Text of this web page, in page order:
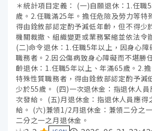
＊統計項目定義： (一)自願退休：1.任職
歲。2.任職滿25年。擔任危險及勞力等特
得由銓敘部認定酌予減低年齡，但不得少
機關裁撤、組織變更或業務緊縮並依法令
(二)命令退休：1.任職5年以上，因身心障
職務者。2.因公傷病致身心障礙而不堪勝
齡退休：1.任職5年以上、年滿65歲。2.
特殊性質職務者，得由銓敘部認定酌予減
少於55歲。 (四)一次退休金：指退休人員
次發給。 (五)月退休金：指退休人員應得
給。 (六)兼領1/2月退休金：兼領二分之
二分之一之月退休金。